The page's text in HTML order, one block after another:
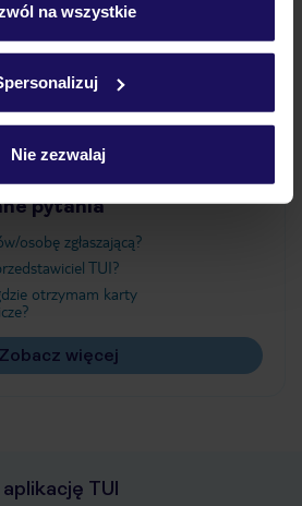
o plikach cookie znajdziesz
na wszystkie
Nie zezwalaj
pytania
osobę zgłaszającą?
TUI?
otrzymam karty
Zobacz więcej
TUI